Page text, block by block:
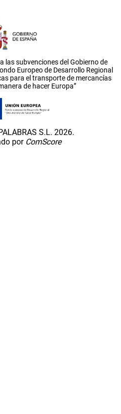
las subvenciones del Gobierno de
Europeo de Desarrollo Regional
para el transporte de mercancías
de hacer Europa”
S.L. 2026.
por ComScore